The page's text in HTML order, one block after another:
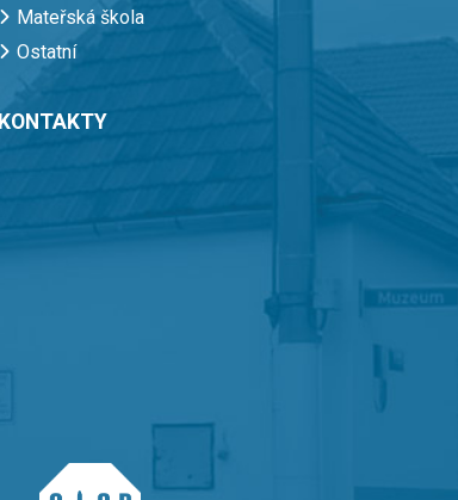
Mateřská škola
Ostatní
KONTAKTY